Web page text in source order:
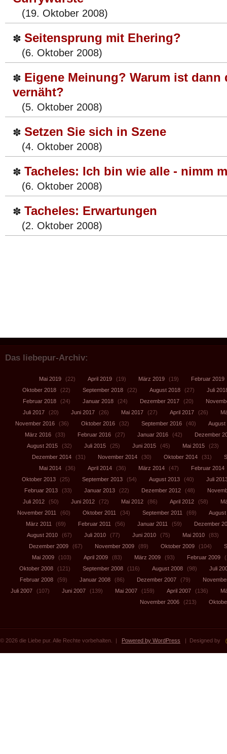
(19. Oktober 2008)
✽ Seitensprung mit Ehering?
(6. Oktober 2008)
✽ Eigene Meinung? Warum ist dann
vernäht?
(5. Oktober 2008)
✽ Setzen Sie sich in Szene
(4. Oktober 2008)
✽ Tacheles: Ich bin wie alle - nimm
(6. Oktober 2008)
✽ Tacheles: Erwartungen
(2. Oktober 2008)
Das liebepur-Archiv:
Mai 2019 (22) April 2019 (19) März 2019 (19) Februar 2019
Oktober 2018
(22) September 2018 (22) August 2018 (27)
Juli
Februar 2018
(24) Januar 2018 (24) Dezember 2017 (20)
Juli 2017
(20) Juni 2017 (26) Mai 2017 (27) April 2017 (26)
November 2016
(36) Oktober 2016 (32) September 2016 (40)
August
März 2016
(33) Februar 2016 (27) Januar 2016 (42)
Dezember
August 2015
(32) Juli 2015 (25) Juni 2015 (45) Mai 2015
(23)
Dezember 2014
(31) November 2014 (30) Oktober 2014 (31)
Mai 2014
(36) April 2014 (36) März 2014 (47) Februar 2014
Oktober 2013
(25) September 2013 (54) August 2013 (40)
Juli
Februar 2013
(33) Januar 2013 (22) Dezember 2012 (48)
Juli 2012
(50) Juni 2012 (72) Mai 2012 (86) April 2012 (58)
November 2011
(60) Oktober 2011 (34) September 2011 (69)
August
März 2011
(69) Februar 2011 (56) Januar 2011 (59)
Dezember
August 2010
(67) Juli 2010 (77) Juni 2010 (75) Mai 2010
(83)
Dezember 2009
(67) November 2009 (89) Oktober 2009 (104)
Mai 2009
(103) April 2009 (83) März 2009 (93) Februar 2009
Oktober 2008
(121) September 2008 (116) August 2008 (98)
Juli
Februar 2008
(59) Januar 2008 (86) Dezember 2007 (79)
Juli 2007
(107) Juni 2007 (139) Mai 2007 (159) April 2007 (136)
November 2006
(213)
© 2026 die Liebe pur. Alle Rechte vorbehalten. | Powered by WordPress | Designed by